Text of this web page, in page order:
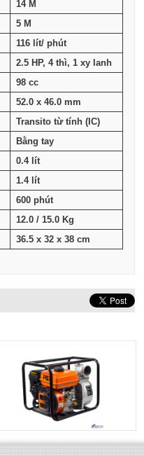
14 M
5 M
116 lít/ phút
2.5 HP, 4 thì, 1 xy lanh
98 cc
52.0 x 46.0 mm
Transito từ tính (IC)
Bằng tay
0.4 lít
1.4 lít
600 phút
12.0 / 15.0 Kg
36.5 x 32 x 38 cm